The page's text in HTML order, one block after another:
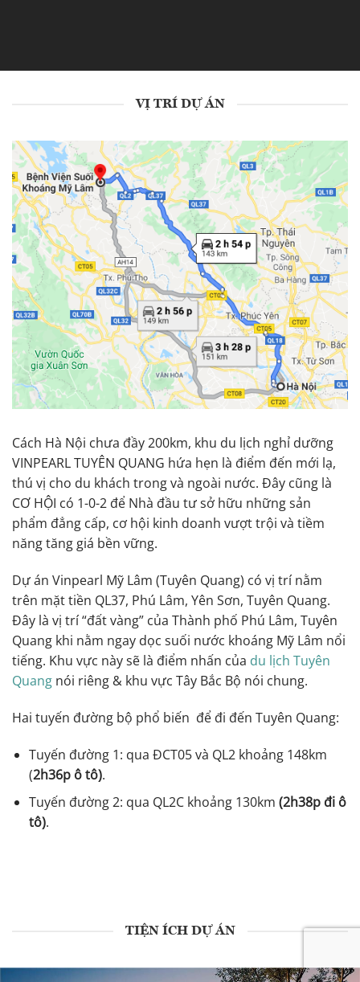
VỊ TRÍ DỰ ÁN
Cách Hà Nội chưa đầy 200km, khu du lịch nghỉ dưỡng
VINPEARL TUYÊN QUANG hứa hẹn là điểm đến mới lạ,
thú vị cho du khách trong và ngoài nước. Đây cũng là
CƠ HỘI có 1-0-2 để Nhà đầu tư sở hữu những sản
phẩm đẳng cấp, cơ hội kinh doanh vượt trội và tiềm
năng tăng giá bền vững.
Dự án Vinpearl Mỹ Lâm (Tuyên Quang) có vị trí nằm
trên mặt tiền QL37, Phú Lâm, Yên Sơn, Tuyên Quang.
Đây là vị trí “đất vàng” của Thành phố Phú Lâm, Tuyên
Quang khi nằm ngay dọc suối nước khoáng Mỹ Lâm nổi
tiếng. Khu vực này sẽ là điểm nhấn của du lịch Tuyên
Quang nói riêng & khu vực Tây Bắc Bộ nói chung.
Hai tuyến đường bộ phổ biến để đi đến Tuyên Quang:
Tuyến đường 1: qua ĐCT05 và QL2 khoảng 148km
(2h36p ô tô).
Tuyến đường 2: qua QL2C khoảng 130km (2h38p đi ô
tô).
TIỆN ÍCH DỰ ÁN